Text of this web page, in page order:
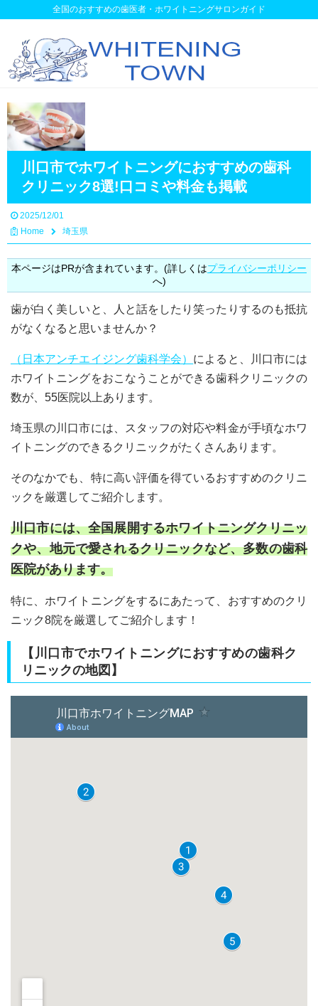
全国のおすすめの歯医者・ホワイトニングサロンガイド
川口市でホワイトニングにおすすめの歯科
クリニック8選!口コミや料金も掲載
2025/12/01
Home
埼玉県
本ページはPRが含まれています。(詳しくはプライバシーポリシー
へ)
歯が白く美しいと、人と話をしたり笑ったりするのも抵抗
がなくなると思いませんか？
（日本アンチエイジング歯科学会） によると、川口市には
ホワイトニングをおこなうことができる歯科クリニックの
数が、55医院以上あります。
埼玉県の川口市には、スタッフの対応や料金が手頃なホワ
イトニングのできるクリニックがたくさんあります。
そのなかでも、特に高い評価を得ているおすすめのクリニ
ックを厳選してご紹介します。
川口市には、全国展開するホワイトニングクリニッ
クや、地元で愛されるクリニックなど、多数の歯科
医院があります。
特に、ホワイトニングをするにあたって、おすすめのクリ
ニック8院を厳選してご紹介します！
【川口市でホワイトニングにおすすめの歯科ク
リニックの地図】